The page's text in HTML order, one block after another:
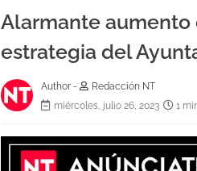
Alarmante aumento
estrategia del
Author -
Redacción NT
miércoles, julio 26, 2023
1